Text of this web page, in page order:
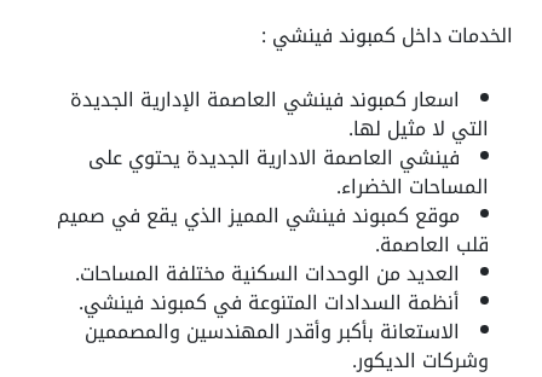
الخدمات داخل كمبوند فينشي :
اسعار كمبوند فينشي العاصمة الإدارية الجديدة
التي لا مثيل لها.
فينشي العاصمة الادارية الجديدة يحتوي على
المساحات الخضراء.
موقع كمبوند فينشي المميز الذي يقع في صميم
قلب العاصمة.
العديد من الوحدات السكنية مختلفة المساحات.
أنظمة السدادات المتنوعة في كمبوند فينشي.
الاستعانة بأكبر وأقدر المهندسين والمصممين
وشركات الديكور.